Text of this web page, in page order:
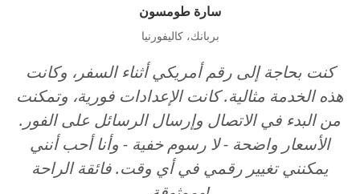
سارة طومسون
بربانك، كاليفورنيا
كنت بحاجة إلى رقم أمريكي أثناء السفر، وكانت
هذه الخدمة مثالية. كانت الإعدادات فورية، وتمكنت
من البدء في الاتصال وإرسال الرسائل على الفور.
الأسعار واضحة - لا رسوم خفية - وأنا أحب أنني
يمكنني تغيير رقمي في أي وقت. فائقة الراحة